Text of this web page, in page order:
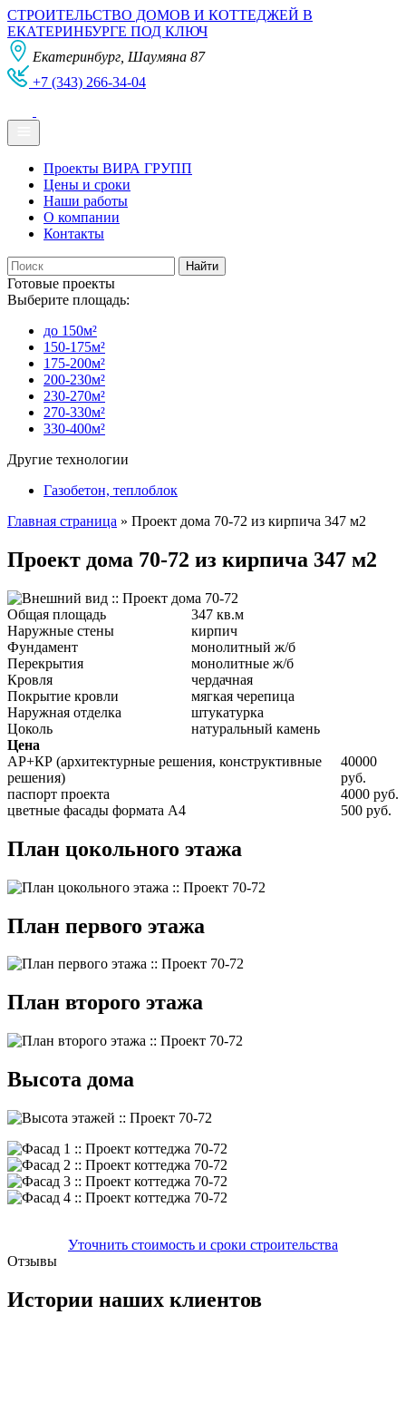
СТРОИТЕЛЬСТВО ДОМОВ И КОТТЕДЖЕЙ В
ЕКАТЕРИНБУРГЕ ПОД КЛЮЧ
Екатеринбург, Шаумяна 87
+7 (343) 266-34-04
Проекты ВИРА ГРУПП
Цены и сроки
Наши работы
О компании
Контакты
Готовые проекты
Выберите площадь:
до 150м²
150-175м²
175-200м²
200-230м²
230-270м²
270-330м²
330-400м²
Другие технологии
Газобетон, теплоблок
Главная страница » Проект дома 70-72 из кирпича 347 м2
Проект дома 70-72 из кирпича 347 м2
Общая площадь
347 кв.м
Наружные стены
кирпич
Фундамент
монолитный ж/б
Перекрытия
монолитные ж/б
Кровля
чердачная
Покрытие кровли
мягкая черепица
Наружная отделка
штукатурка
Цоколь
натуральный камень
Цена
АР+КР (архитектурные решения, конструктивные
решения)
40000
руб.
паспорт проекта
4000 руб.
цветные фасады формата А4
500 руб.
План цокольного этажа
План первого этажа
План второго этажа
Высота дома
Уточнить стоимость и сроки строительства
Отзывы
Истории наших клиентов